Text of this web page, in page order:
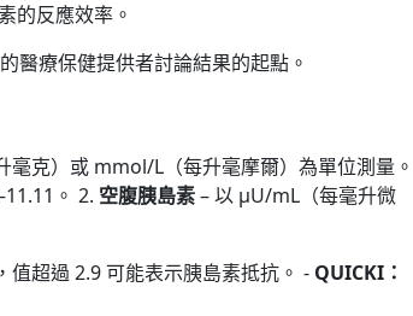
的反應效率。
醫療保健提供者討論結果的起點。
毫克）或 mmol/L（每升毫摩爾）為單位測量。
。 2. 空腹胰島素– 以 μU/mL（每毫升微
值超過 2.9 可能表示胰島素抵抗。 - QUICKI：